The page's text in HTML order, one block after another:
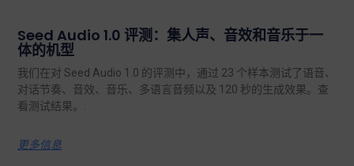
Seed Audio 1.0 评测：集人声、音效和音乐于一
体的机型
我们在对 Seed Audio 1.0 的评测中，通过 23 个样本测试了语音、
对话节奏、音效、音乐、多语言音频以及 120 秒的生成效果。查
看测试结果。.
更多信息